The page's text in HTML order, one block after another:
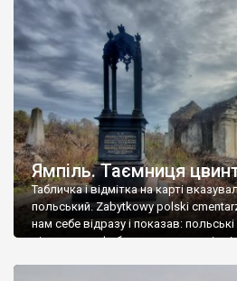
Ямпіль. Таємниця
Табличка і відмітка на карті
польський. Zabytkowy polski
нам себе відразу і показав:
віднести до фабричних, польські